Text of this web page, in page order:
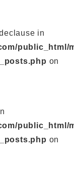
in
public_html/
on
public_html/
on